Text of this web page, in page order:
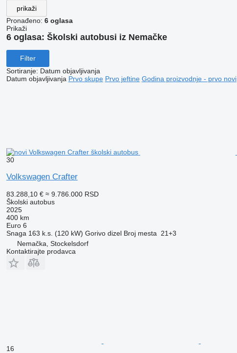
prikaži
Pronađeno: 6 oglasa
Prikaži
6 oglasa: Školski autobusi iz Nemačke
Filter
Sortiranje: Datum objavljivanja
Datum objavljivanja Prvo skupe Prvo jeftine Godina proizvodnje - prvo novi
30
Volkswagen Crafter
83.288,10 € ≈ 9.786.000 RSD
Školski autobus
2025
400 km
Euro 6
Snaga 163 k.s. (120 kW) Gorivo dizel Broj mesta
21+3
Nemačka, Stockelsdorf
Kontaktirajte prodavca
16